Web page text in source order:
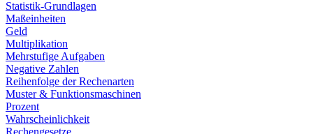
Statistik-Grundlagen
Maßeinheiten
Geld
Multiplikation
Mehrstufige Aufgaben
Negative Zahlen
Reihenfolge der Rechenarten
Muster & Funktionsmaschinen
Prozent
Wahrscheinlichkeit
Rechengesetze